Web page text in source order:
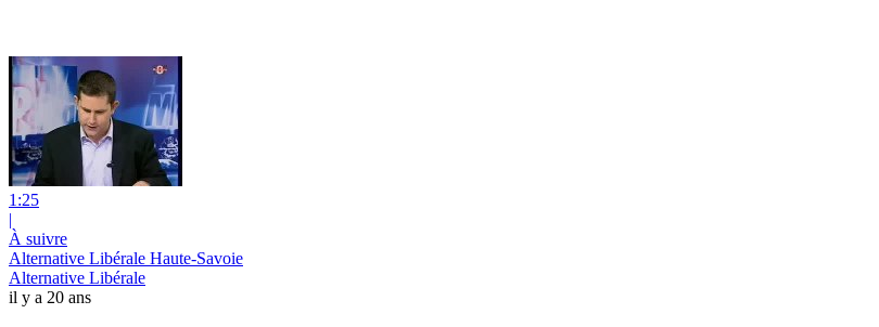
1:25
|
À suivre
Alternative Libérale Haute-Savoie
Alternative Libérale
il y a 20 ans